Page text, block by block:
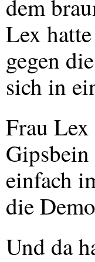
dem
Lex
gegen
sich in
Frau
einfach
die
Und da